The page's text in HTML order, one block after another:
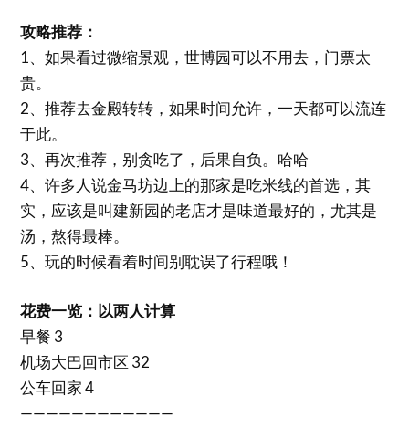
攻略推荐：
1、如果看过微缩景观，世博园可以不用去，门票太
贵。
2、推荐去金殿转转，如果时间允许，一天都可以流连
于此。
3、再次推荐，别贪吃了，后果自负。哈哈
4、许多人说金马坊边上的那家是吃米线的首选，其
实，应该是叫建新园的老店才是味道最好的，尤其是
汤，熬得最棒。
5、玩的时候看着时间别耽误了行程哦！
花费一览：以两人计算
早餐 3
机场大巴回市区 32
公车回家 4
————————————